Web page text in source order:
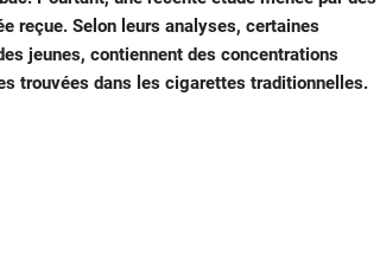
reçue. Selon leurs analyses, certaines
jeunes, contiennent des concentrations
trouvées dans les cigarettes traditionnelles.